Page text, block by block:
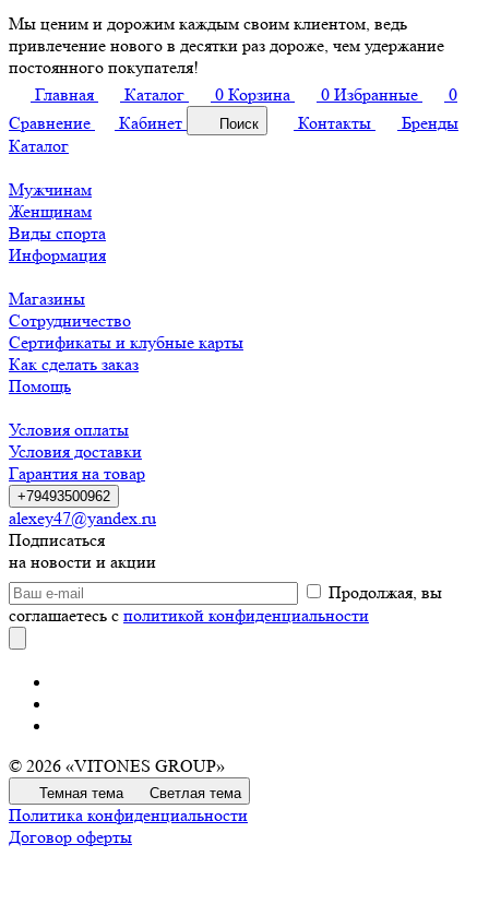
Мы ценим и дорожим каждым своим клиентом, ведь
привлечение нового в десятки раз дороже, чем удержание
постоянного покупателя!
Главная
Каталог 0 Корзина 0 Избранные
0
Сравнение
Кабинет Поиск Контакты
Бренды
Каталог
Мужчинам
Женщинам
Виды спорта
Информация
Магазины
Сотрудничество
Сертификаты и клубные карты
Как сделать заказ
Помощь
Условия оплаты
Условия доставки
Гарантия на товар
+79493500962
alexey47@yandex.ru
Подписаться
на новости и акции
Продолжая, вы
соглашаетесь с политикой конфиденциальности
© 2026 «VITONES GROUP»
Темная тема Светлая тема
Политика конфиденциальности
Договор оферты